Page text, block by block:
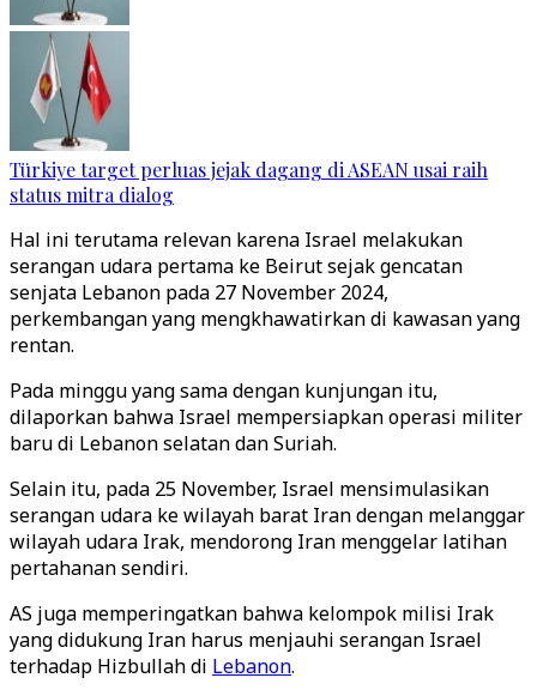
Türkiye target perluas jejak dagang di ASEAN usai raih
status mitra dialog
Hal ini terutama relevan karena Israel melakukan
serangan udara pertama ke Beirut sejak gencatan
senjata Lebanon pada 27 November 2024,
perkembangan yang mengkhawatirkan di kawasan yang
rentan.
Pada minggu yang sama dengan kunjungan itu,
dilaporkan bahwa Israel mempersiapkan operasi militer
baru di Lebanon selatan dan Suriah.
Selain itu, pada 25 November, Israel mensimulasikan
serangan udara ke wilayah barat Iran dengan melanggar
wilayah udara Irak, mendorong Iran menggelar latihan
pertahanan sendiri.
AS juga memperingatkan bahwa kelompok milisi Irak
yang didukung Iran harus menjauhi serangan Israel
terhadap Hizbullah di Lebanon.